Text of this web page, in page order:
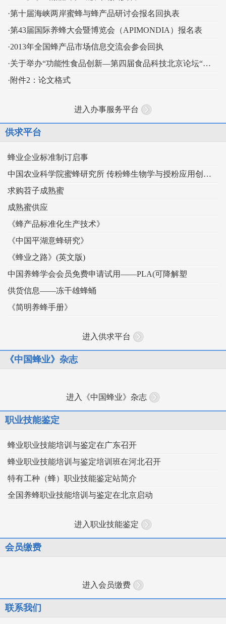
·第十届海峡两岸蜜蜂与蜂产品研讨会报名回执表
·第43届国际养蜂大会暨博览会（APIMONDIA）报名表
·2013年全国蜂产品市场信息交流会参会回执
·关于举办“功能性食品创新—第四届食品科技北京论坛“的通知
·附件2：论文格式
进入办事服务平台
供求平台
蜂业企业标准制订启事
中国农业科学院蜜蜂研究所 传粉蜂生物学与授粉应用创新团队
求购苕子成熟蜜
成熟蜜供应
《蜂产品标准化生产技术》
《中国平湖意蜂研究》
《蜂业之路》(英文版)
中国养蜂学会会员免费申请试用——PLA(可降解塑
供货信息——冻干雄蜂蛹
《简明养蜂手册》
进入供求平台
《中国蜂业》杂志
进入《中国蜂业》杂志
职业技能鉴定
蜂业职业技能培训与鉴定在广东召开
蜂业职业技能培训与鉴定培训班在河北召开
特有工种（蜂）职业技能鉴定站简介
全国养蜂职业技能培训与鉴定在北京启动
进入职业技能鉴定
会员缴费
进入会员缴费
联系我们